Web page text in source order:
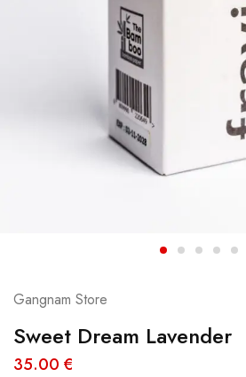
Gangnam Store
Sweet Dream Lavender
35.00 €